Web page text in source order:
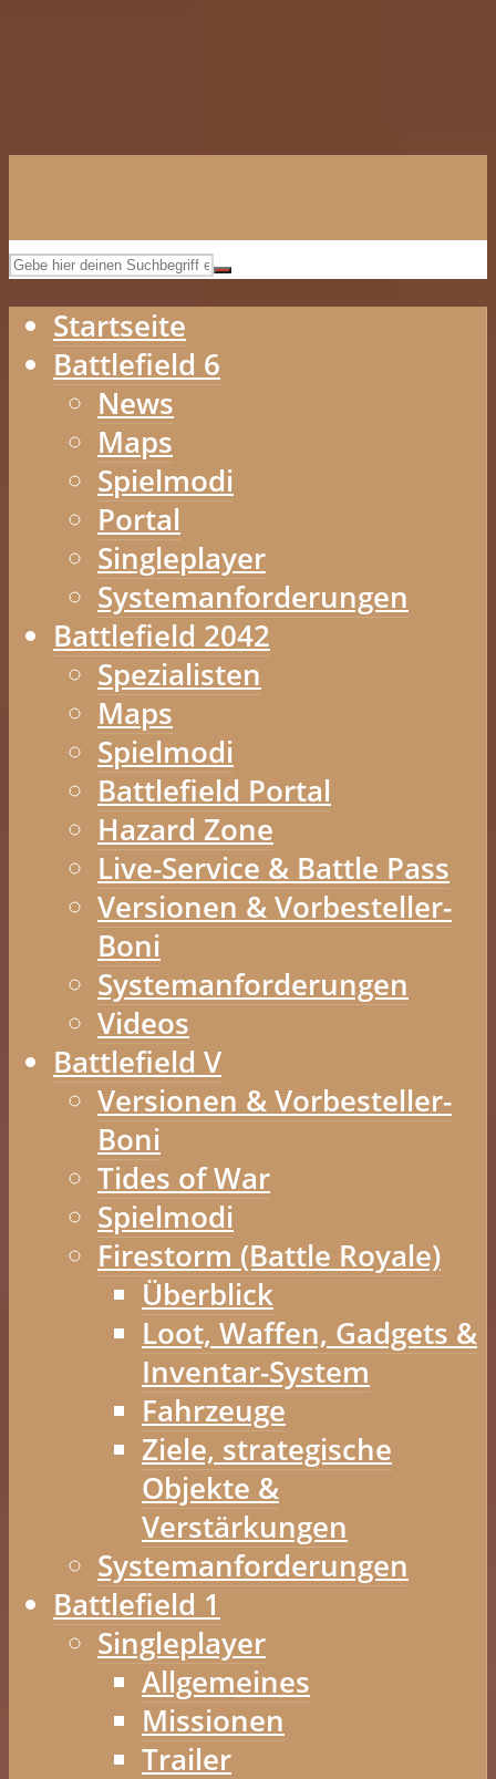
Startseite
Battlefield 6
News
Maps
Spielmodi
Portal
Singleplayer
Systemanforderungen
Battlefield 2042
Spezialisten
Maps
Spielmodi
Battlefield Portal
Hazard Zone
Live-Service & Battle Pass
Versionen & Vorbesteller-
Boni
Systemanforderungen
Videos
Battlefield V
Versionen & Vorbesteller-
Boni
Tides of War
Spielmodi
Firestorm (Battle Royale)
Überblick
Loot, Waffen, Gadgets &
Inventar-System
Fahrzeuge
Ziele, strategische
Objekte &
Verstärkungen
Systemanforderungen
Battlefield 1
Singleplayer
Allgemeines
Missionen
Trailer